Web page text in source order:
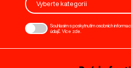
Vyberte kategorii
Souhlasím s poskytnutím osobních
údajů. Více zde